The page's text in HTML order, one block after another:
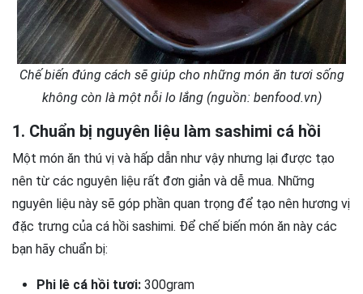
Chế biến đúng cách sẽ giúp cho những món ăn tươi sống
không còn là một nỗi lo lắng (nguồn: benfood.vn)
1. Chuẩn bị nguyên liệu làm sashimi cá hồi
Một món ăn thú vị và hấp dẫn như vậy nhưng lại được tạo
nên từ các nguyên liệu rất đơn giản và dễ mua. Những
nguyên liệu này sẽ góp phần quan trọng để tạo nên hương vị
đặc trưng của cá hồi sashimi. Để chế biến món ăn này các
bạn hãy chuẩn bị:
Phi lê cá hồi tươi: 300gram